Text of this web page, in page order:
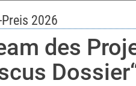
2026
des